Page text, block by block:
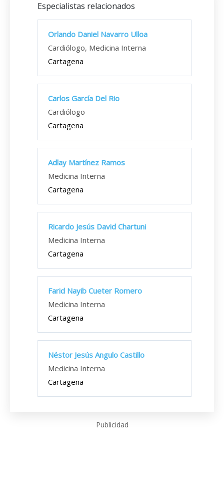
Especialistas relacionados
Orlando Daniel Navarro Ulloa
Cardiólogo, Medicina Interna
Cartagena
Carlos García Del Rio
Cardiólogo
Cartagena
Adlay Martínez Ramos
Medicina Interna
Cartagena
Ricardo Jesús David Chartuni
Medicina Interna
Cartagena
Farid Nayib Cueter Romero
Medicina Interna
Cartagena
Néstor Jesús Angulo Castillo
Medicina Interna
Cartagena
Publicidad